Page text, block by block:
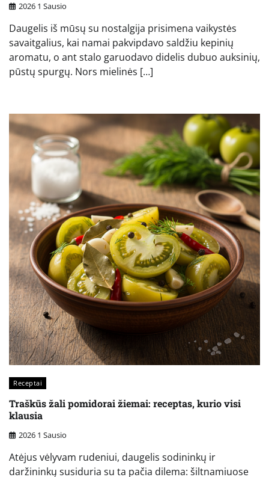
2026 1 Sausio
Daugelis iš mūsų su nostalgija prisimena vaikystės
savaitgalius, kai namai pakvipdavo saldžiu kepinių
aromatu, o ant stalo garuodavo didelis dubuo auksinių,
pūstų spurgų. Nors mielinės […]
Receptai
Traškūs žali pomidorai žiemai: receptas, kurio visi
klausia
2026 1 Sausio
Atėjus vėlyvam rudeniui, daugelis sodininkų ir
daržininkų susiduria su ta pačia dilema: šiltnamiuose